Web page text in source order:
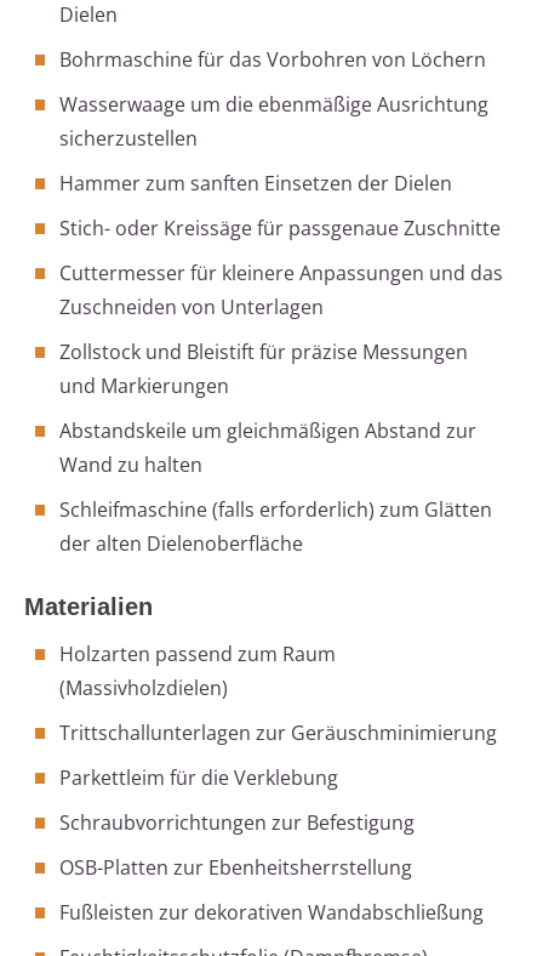
Dielen
Bohrmaschine für das Vorbohren von Löchern
Wasserwaage um die ebenmäßige Ausrichtung
sicherzustellen
Hammer zum sanften Einsetzen der Dielen
Stich- oder Kreissäge für passgenaue Zuschnitte
Cuttermesser für kleinere Anpassungen und das
Zuschneiden von Unterlagen
Zollstock und Bleistift für präzise Messungen
und Markierungen
Abstandskeile um gleichmäßigen Abstand zur
Wand zu halten
Schleifmaschine (falls erforderlich) zum Glätten
der alten Dielenoberfläche
Materialien
Holzarten passend zum Raum
(Massivholzdielen)
Trittschallunterlagen zur Geräuschminimierung
Parkettleim für die Verklebung
Schraubvorrichtungen zur Befestigung
OSB-Platten zur Ebenheitsherrstellung
Fußleisten zur dekorativen Wandabschließung